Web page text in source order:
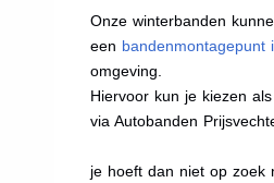
Onze winterbanden
een bandenmontagepunt
omgeving.
Hiervoor kun je kiezen
via Autobanden
je hoeft dan niet op zoek